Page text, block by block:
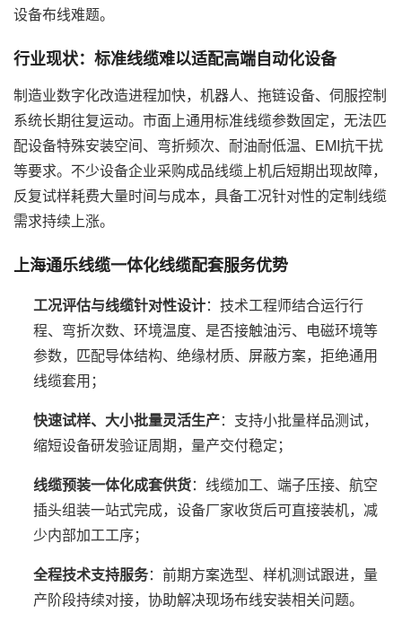
设备布线难题。
行业现状：标准线缆难以适配高端自动化设备
制造业数字化改造进程加快，机器人、拖链设备、伺服控制
系统长期往复运动。市面上通用标准线缆参数固定，无法匹
配设备特殊安装空间、弯折频次、耐油耐低温、EMI抗干扰
等要求。不少设备企业采购成品线缆上机后短期出现故障，
反复试样耗费大量时间与成本，具备工况针对性的定制线缆
需求持续上涨。
上海通乐线缆一体化线缆配套服务优势
工况评估与线缆针对性设计：技术工程师结合运行行
程、弯折次数、环境温度、是否接触油污、电磁环境等
参数，匹配导体结构、绝缘材质、屏蔽方案，拒绝通用
线缆套用；
快速试样、大小批量灵活生产：支持小批量样品测试，
缩短设备研发验证周期，量产交付稳定；
线缆预装一体化成套供货：线缆加工、端子压接、航空
插头组装一站式完成，设备厂家收货后可直接装机，减
少内部加工工序；
全程技术支持服务：前期方案选型、样机测试跟进，量
产阶段持续对接，协助解决现场布线安装相关问题。